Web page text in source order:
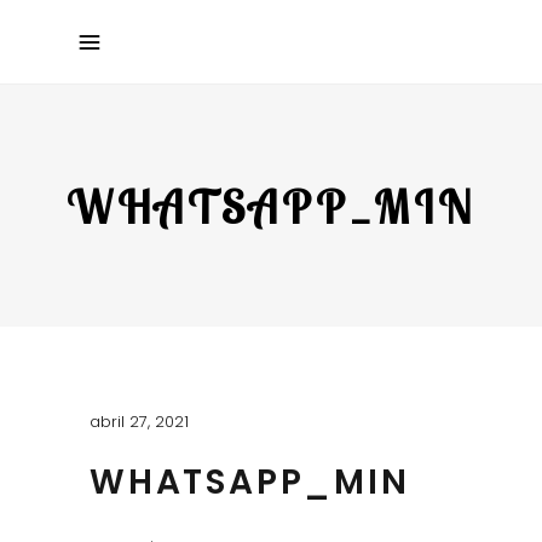
WHATSAPP_MIN
abril 27, 2021
WHATSAPP_MIN